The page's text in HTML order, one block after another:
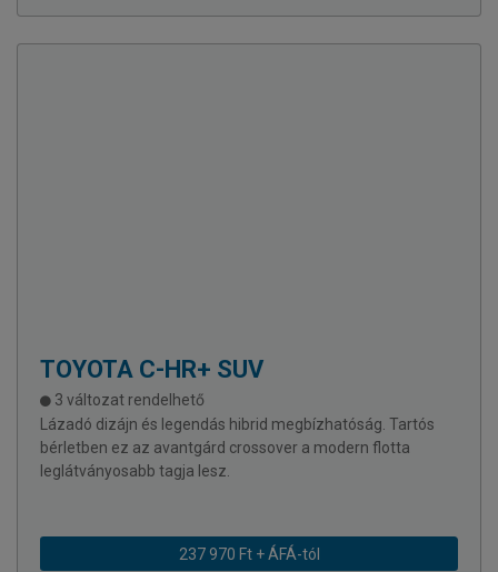
TOYOTA C-HR+ SUV
3 változat rendelhető
Lázadó dizájn és legendás hibrid megbízhatóság. Tartós
bérletben ez az avantgárd crossover a modern flotta
leglátványosabb tagja lesz.
237 970 Ft + ÁFÁ-tól